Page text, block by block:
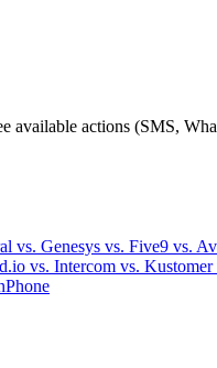
available actions (SMS,
vs. Genesys vs. Five9 vs.
vs. Intercom vs. Kustomer